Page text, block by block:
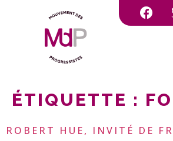
ÉTIQUETTE :
ROBERT HUE, INVITÉ DE